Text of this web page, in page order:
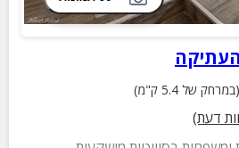
(במרחק של 5.4 ק"מ)
דעת)